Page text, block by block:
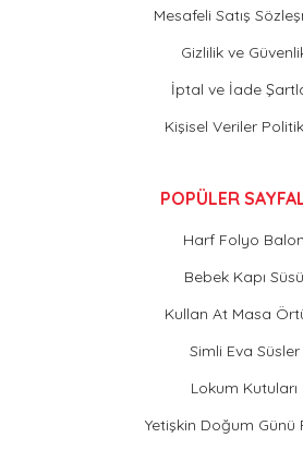
Mesafeli Satış
Gizlilik ve
İptal ve İade
Kişisel Veriler
POPÜLER
Harf Folyo Balon
Bebek Kapı Süsü
Kullan At Masa
Simli Eva Süsler
Lokum Kutuları
Yetişkin Doğum Günü